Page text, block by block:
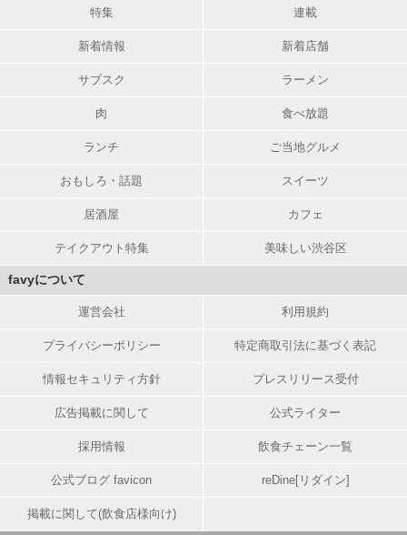
特集 連載
新着情報 新着店舗
サブスク ラーメン
肉 食べ放題
ランチ ご当地グルメ
おもしろ・話題 スイーツ
居酒屋 カフェ
テイクアウト特集 美味しい渋谷区
favyについて
運営会社 利用規約
プライバシーポリシー 特定商取引法に基づく表記
情報セキュリティ方針 プレスリリース受付
広告掲載に関して 公式ライター
採用情報 飲食チェーン一覧
公式ブログ favicon reDine[リダイン]
掲載に関して(飲食店様向け)